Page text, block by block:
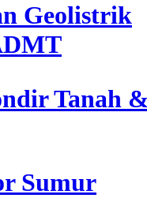
Geolistrik
Tanah
Sumur